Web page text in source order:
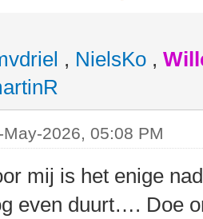
, NielsKo ,
May-2026, 05:08 PM
mij is het enige
even duurt…. Doe